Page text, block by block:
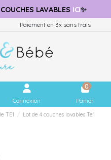
LAVABLES ICI✨
Paiement en 3x sans frais
Connexion
0
Panier
TE1
Lot de 4 couches lavables Te1